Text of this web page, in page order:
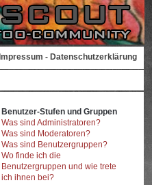
Impressum - Datenschutzerklärung
Benutzer-Stufen und Gruppen
Was sind Administratoren?
Was sind Moderatoren?
Was sind Benutzergruppen?
Wo finde ich die
Benutzergruppen und wie trete
ich ihnen bei?